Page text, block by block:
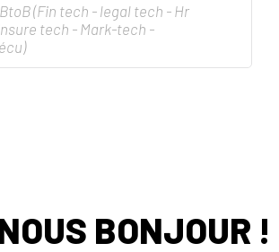
(Fin tech - legal tech - Hr
tech - Mark-tech -
BONJOUR !